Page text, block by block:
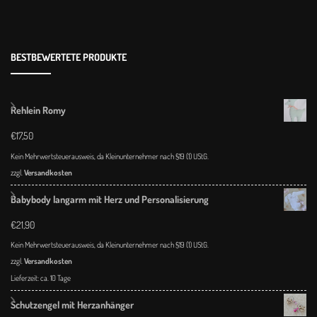
BESTBEWERTETE PRODUKTE
Rehlein Romy
€17,50
Kein Mehrwertsteuerausweis, da Kleinunternehmer nach §19 (1) UStG.
zzgl. Versandkosten
Babybody langarm mit Herz und Personalisierung
€21,90
Kein Mehrwertsteuerausweis, da Kleinunternehmer nach §19 (1) UStG.
zzgl.Versandkosten
Lieferzeit:ca. 10 Tage
Schutzengel mit Herzanhänger